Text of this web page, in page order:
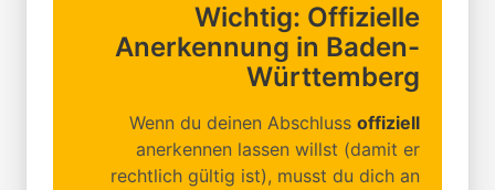
Wichtig: Offizielle
Anerkennung in Baden-
Württemberg
Wenn du deinen Abschluss offiziell
anerkennen lassen willst (damit er
rechtlich gültig ist), musst du dich an